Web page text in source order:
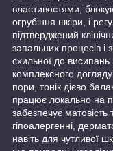
властивостями,
огрубіння шкіри, і
підтверджений
запальних процесів
схильної до висипань
комплексного
пори, тонік дієво
працює локально на
забезпечує матовість
гіпоалергенні,
навіть для чутливої